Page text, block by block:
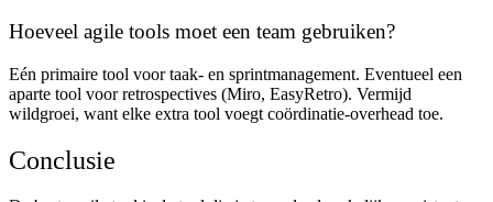
Hoeveel agile tools moet een team gebruiken?
Eén primaire tool voor taak- en sprintmanagement. Eventueel een
aparte tool voor retrospectives (Miro, EasyRetro). Vermijd
wildgroei, want elke extra tool voegt coördinatie-overhead toe.
Conclusie